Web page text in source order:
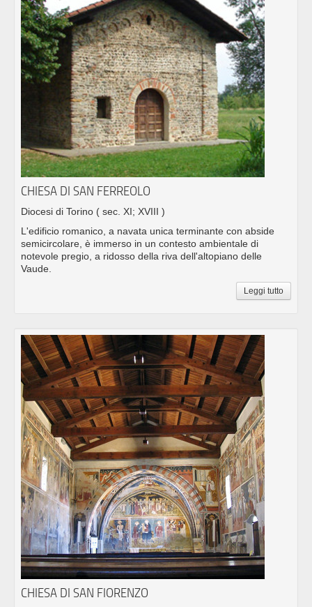
CHIESA DI SAN FERREOLO
Diocesi di Torino ( sec. XI; XVIII )
L'edificio romanico, a navata unica terminante con abside
semicircolare, è immerso in un contesto ambientale di
notevole pregio, a ridosso della riva dell'altopiano delle
Vaude.
Leggi tutto
CHIESA DI SAN FIORENZO